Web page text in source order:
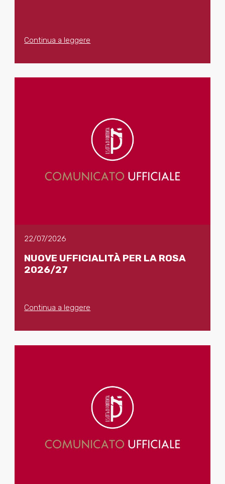
Continua a leggere
22/07/2026
NUOVE UFFICIALITÀ PER LA ROSA
2026/27
Continua a leggere